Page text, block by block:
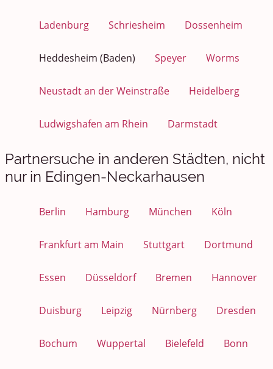
Ladenburg Schriesheim Dossenheim
Heddesheim (Baden) Speyer Worms
Neustadt an der Weinstraße Heidelberg
Ludwigshafen am Rhein Darmstadt
Partnersuche in anderen Städten, nicht
nur in Edingen-Neckarhausen
Berlin Hamburg München Köln
Frankfurt am Main Stuttgart Dortmund
Essen Düsseldorf Bremen Hannover
Duisburg Leipzig Nürnberg Dresden
Bochum Wuppertal Bielefeld Bonn